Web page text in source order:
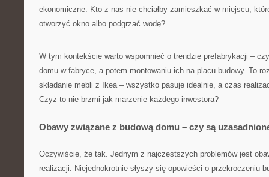
ekonomiczne. Kto z nas nie chciałby zamieszkać w miejscu,
otworzyć okno albo podgrzać wodę?
W tym kontekście warto wspomnieć o trendzie prefabrykacji –
domu w fabryce, a potem montowaniu ich na placu budowy. To
składanie mebli z Ikea – wszystko pasuje idealnie, a czas
Czyż to nie brzmi jak marzenie każdego inwestora?
Obawy związane z budową domu – czy są
Oczywiście, że tak. Jednym z najczęstszych problemów jest
realizacji. Niejednokrotnie słyszy się opowieści o przekroczeniu